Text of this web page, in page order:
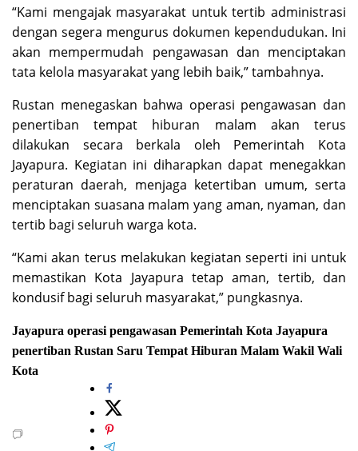
“Kami mengajak masyarakat untuk tertib administrasi
dengan segera mengurus dokumen kependudukan. Ini
akan mempermudah pengawasan dan menciptakan
tata kelola masyarakat yang lebih baik,” tambahnya.
Rustan menegaskan bahwa operasi pengawasan dan
penertiban tempat hiburan malam akan terus
dilakukan secara berkala oleh Pemerintah Kota
Jayapura. Kegiatan ini diharapkan dapat menegakkan
peraturan daerah, menjaga ketertiban umum, serta
menciptakan suasana malam yang aman, nyaman, dan
tertib bagi seluruh warga kota.
“Kami akan terus melakukan kegiatan seperti ini untuk
memastikan Kota Jayapura tetap aman, tertib, dan
kondusif bagi seluruh masyarakat,” pungkasnya.
Jayapura operasi pengawasan Pemerintah Kota Jayapura
penertiban Rustan Saru Tempat Hiburan Malam Wakil Wali
Kota